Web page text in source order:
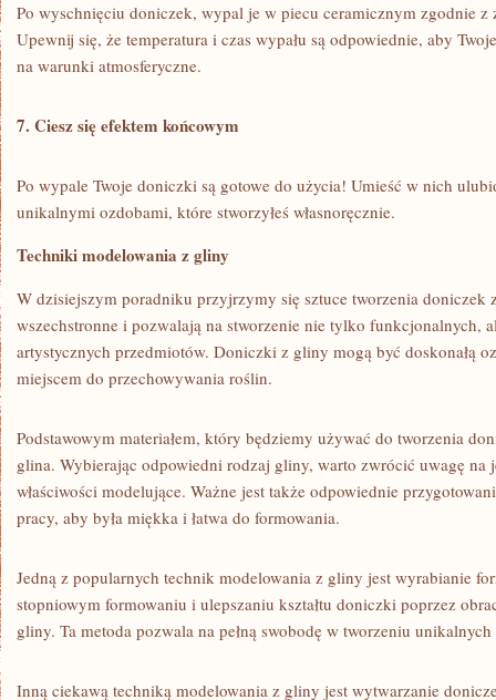
Po wyschnięciu doniczek, wypal je w piecu ceramicznym zgodnie z
Upewnij się, że temperatura i czas wypału są odpowiednie, aby
na warunki atmosferyczne.
7. Ciesz się efektem końcowym
Po wypale Twoje doniczki są gotowe do użycia! Umieść w nich
unikalnymi⁣ ozdobami, które stworzyłeś własnoręcznie.
Techniki ⁢modelowania z gliny
W dzisiejszym poradniku ⁢przyjrzymy się ⁤sztuce tworzenia doniczek
‌wszechstronne i pozwalają na stworzenie nie tylko funkcjonalnych,
artystycznych przedmiotów. Doniczki z gliny mogą być doskonałą⁣
miejscem do przechowywania roślin.
Podstawowym⁢ materiałem, który⁢ będziemy używać do tworzenia
glina. Wybierając odpowiedni rodzaj gliny, warto zwrócić uwagę na
właściwości modelujące. Ważne jest także odpowiednie​
pracy, aby ⁢była miękka i łatwa do formowania.
Jedną z​ popularnych technik modelowania z gliny jest wyrabianie
stopniowym formowaniu i ulepszaniu kształtu ​doniczki poprzez
gliny. Ta metoda pozwala na pełną swobodę w tworzeniu
Inną ciekawą techniką modelowania z gliny jest wytwarzanie